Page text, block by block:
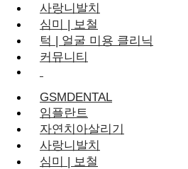
사랑니발치
심미 | 보철
턱 | 얼굴 미용 클리닉
커뮤니티
GSMDENTAL
임플란트
자연치아살리기
사랑니발치
심미 | 보철